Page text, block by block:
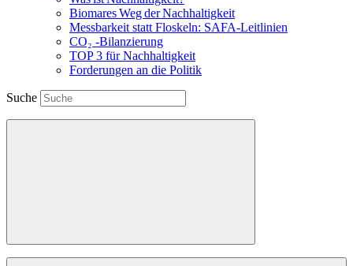
Biomares Weg der Nachhaltigkeit
Messbarkeit statt Floskeln: SAFA-Leitlinien
CO₂ -Bilanzierung
TOP 3 für Nachhaltigkeit
Forderungen an die Politik
Suche